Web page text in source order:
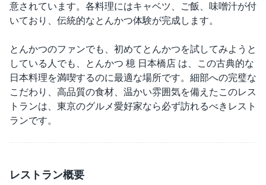
意されています。各料理にはキャベツ、ご飯、味噌汁が付
いており、伝統的なとんかつ体験が完成します。
とんかつのファンでも、初めてとんかつを試してみようと
している人でも、とんかつ 檍 日本橋店 は、この古典的な
日本料理を満喫するのに最適な場所です。細部への完璧な
こだわり、高品質の食材、温かい雰囲気を備えたこのレス
トランは、東京のグルメ愛好家なら必ず訪れるべきレスト
ランです。
レストラン概要